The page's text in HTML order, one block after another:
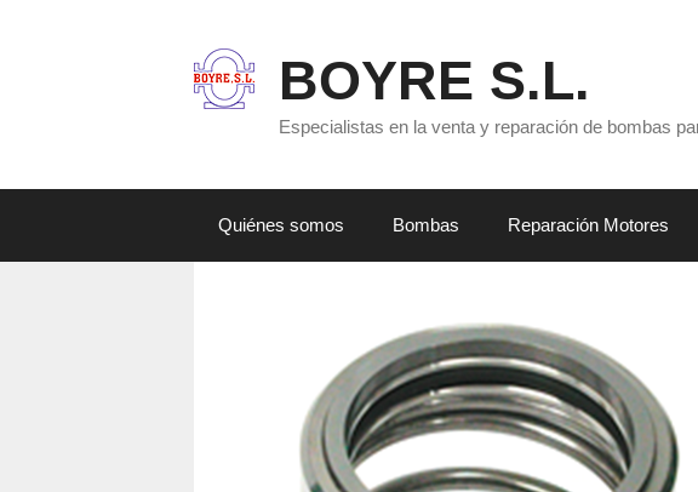
BOYRE S.L.
Especialistas en la venta y reparación de bombas
Quiénes somos Bombas Reparación Motores